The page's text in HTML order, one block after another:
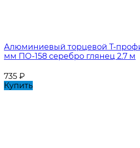
Алюминиевый торцевой Т-
мм ПО-158 серебро глянец 2.7 м
735 ₽
Купить